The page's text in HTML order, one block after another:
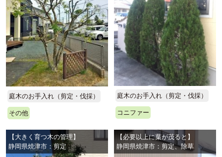
庭木のお手入れ（剪定・伐採）
その他
庭木のお手入れ（剪定・伐採）
コニファー
【大きく育つ木の管理】
静岡県焼津市：剪定
【必要以上に葉が茂ると】
静岡県焼津市：剪定、除草